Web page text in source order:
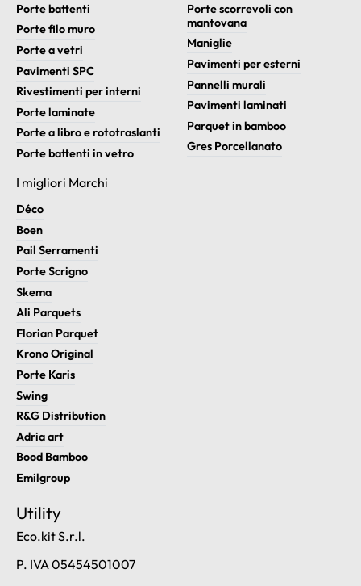
Porte battenti
Porte filo muro
Porte a vetri
Pavimenti SPC
Rivestimenti per interni
Porte laminate
Porte a libro e rototraslanti
Porte battenti in vetro
Porte scorrevoli con
mantovana
Maniglie
Pavimenti per esterni
Pannelli murali
Pavimenti laminati
Parquet in bamboo
Gres Porcellanato
I migliori Marchi
Déco
Boen
Pail Serramenti
Porte Scrigno
Skema
Ali Parquets
Florian Parquet
Krono Original
Porte Karis
Swing
R&G Distribution
Adria art
Bood Bamboo
Emilgroup
Utility
Eco.kit S.r.l.
P. IVA 05454501007